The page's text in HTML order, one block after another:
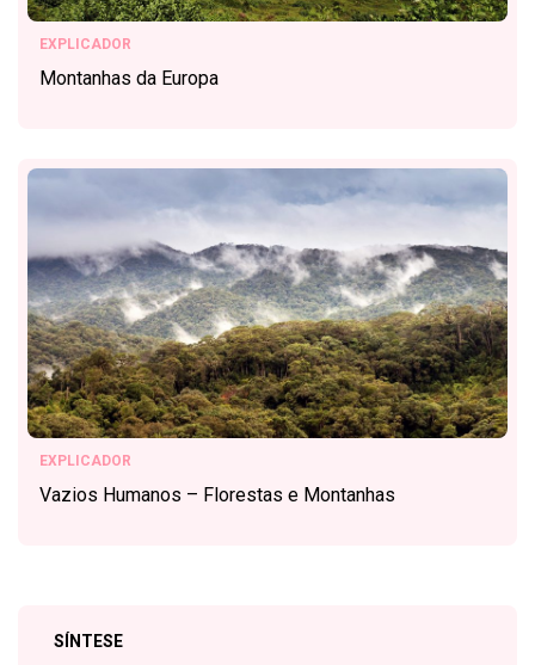
EXPLICADOR
Montanhas da Europa
EXPLICADOR
Vazios Humanos – Florestas e Montanhas
SÍNTESE